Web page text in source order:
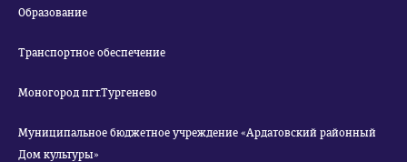
Образование
Транспортное обеспечение
Моногород пгт.Тургенево
Муниципальное бюджетное учреждение «Ардатовский районный
Дом культуры»